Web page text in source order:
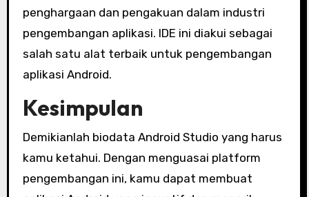
penghargaan dan pengakuan dalam industri
pengembangan aplikasi. IDE ini diakui sebagai
salah satu alat terbaik untuk pengembangan
aplikasi Android.
Kesimpulan
Demikianlah biodata Android Studio yang harus
kamu ketahui. Dengan menguasai platform
pengembangan ini, kamu dapat membuat